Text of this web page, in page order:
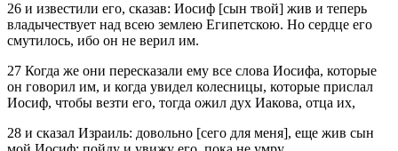
26 и известили его, сказав: Иосиф [сын твой] жив и теперь
владычествует над всею землею Египетскою. Но сердце его
смутилось, ибо он не верил им.
27 Когда же они пересказали ему все слова Иосифа, которые
он говорил им, и когда увидел колесницы, которые прислал
Иосиф, чтобы везти его, тогда ожил дух Иакова, отца их,
28 и сказал Израиль: довольно [сего для меня], еще жив сын